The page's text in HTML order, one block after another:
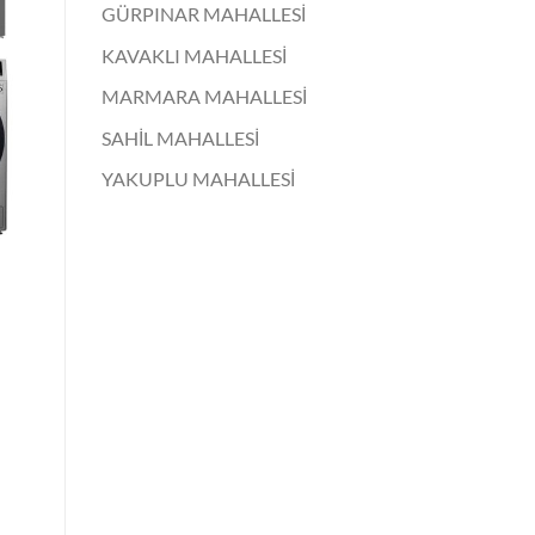
GÜRPINAR MAHALLESİ
KAVAKLI MAHALLESİ
MARMARA MAHALLESİ
SAHİL MAHALLESİ
YAKUPLU MAHALLESİ